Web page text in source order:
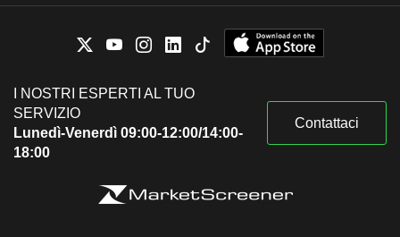
I NOSTRI ESPERTI AL TUO
SERVIZIO
Lunedì-Venerdì 09:00-12:00/14:00-
18:00
Contattaci